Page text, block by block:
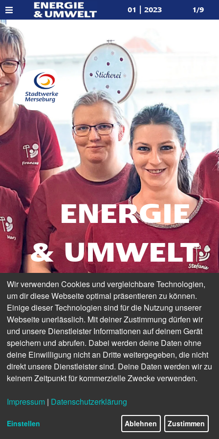
01 | 2023 1/9
ENERGIE
& UMWELT
DAS MAGAZIN DER
STADTWERKE MERSEBURG
Wir verwenden Cookies und vergleichbare Technologien,
um dir diese Webseite optimal präsentieren zu können.
Einige dieser Technologien sind für die Nutzung unserer
Webseite unerlässlich. Mit deiner Zustimmung dürfen wir
und unsere Dienstleister Informationen auf deinem Gerät
speichern und abrufen. Dabei werden deine Daten ohne
deine Einwilligung nicht an Dritte weitergegeben, die nicht
direkt unsere Dienstleister sind. Deine Daten werden wir zu
keinem Zeitpunkt für kommerzielle Zwecke verwenden.
Impressum | Datenschutzerklärung
Einstellen Ablehnen Zustimmen